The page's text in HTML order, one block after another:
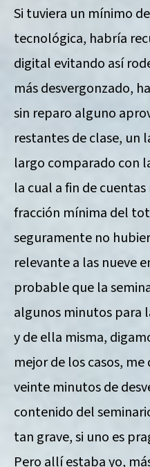
Si tuviera un mínimo
tecnológica, habría
digital evitando así
más desvergonzado,
sin reparo alguno
restantes de clase, un
largo comparado con
la cual a fin de
fracción mínima del
seguramente no
relevante a las nueve
probable que la
algunos minutos para
y de ella misma,
mejor de los casos,
veinte minutos de
contenido del
tan grave, si uno es
Pero allí estaba yo,